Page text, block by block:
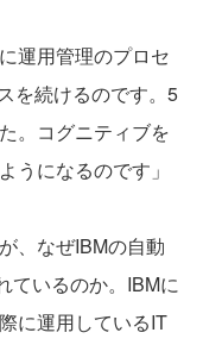
運用管理のプロセ
を続けるのです。5
。コグニティブを
うになるのです」
、なぜIBMの自動
ているのか。IBMに
に運用しているIT